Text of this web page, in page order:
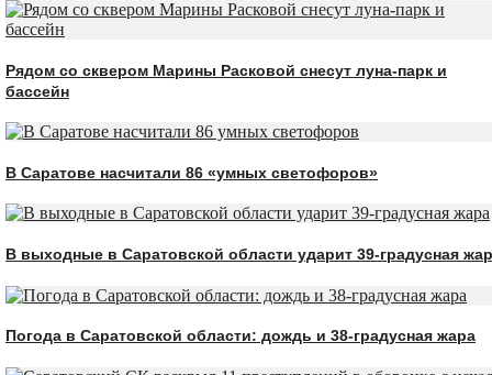
Рядом со сквером Марины Расковой снесут луна-парк и
бассейн
В Саратове насчитали 86 «умных светофоров»
В выходные в Саратовской области ударит 39-градусная
Погода в Саратовской области: дождь и 38-градусная жара